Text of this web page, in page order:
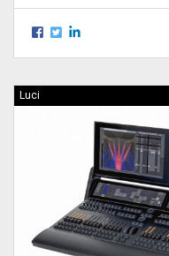
Luci